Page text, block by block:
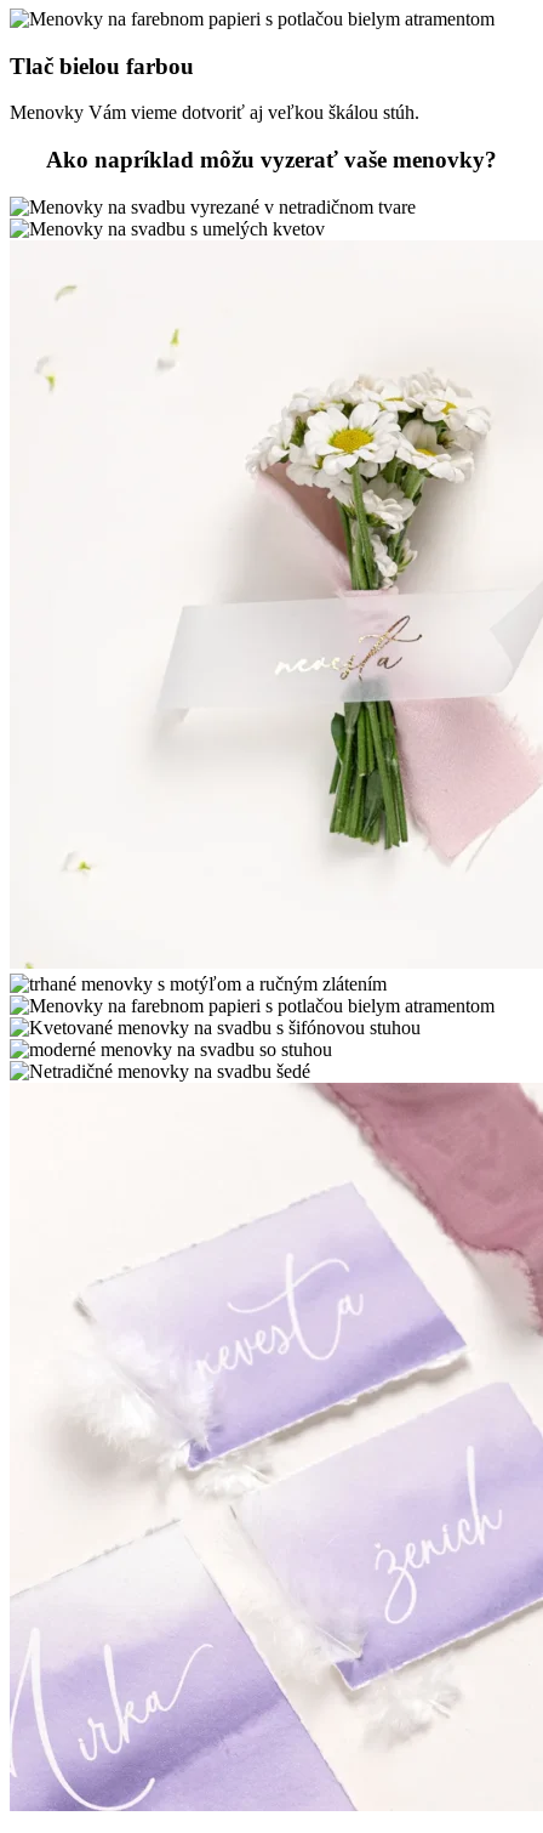
Tlač bielou farbou
Menovky Vám vieme dotvoriť aj veľkou škálou stúh.
Ako napríklad môžu vyzerať vaše menovky?